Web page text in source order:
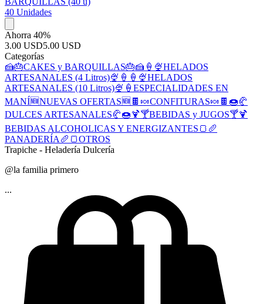
40 Unidades
Ahorra 40%
3.00 USD5.00 USD
Categorías
🍰🎂CAKES y BARQUILLAS🎂🍰 🍦🍨HELADOS
ARTESANALES (4 Litros)🍨🍦 🍦🍨HELADOS
ARTESANALES (10 Litros)🍨🍦 ESPECIALIDADES EN
MANÍ🆕NUEVAS OFERTAS🆕 🍫🍬CONFITURAS🍬🍫 🍩🥐
DULCES ARTESANALES🥐🍩🍹🍸BEBIDAS y JUGOS🍸🍹
BEBIDAS ALCOHOLICAS Y ENERGIZANTES 🍞🥖
PANADERÍA🥖🍞OTROS
Trapiche - Heladería Dulcería
@la familia primero
...